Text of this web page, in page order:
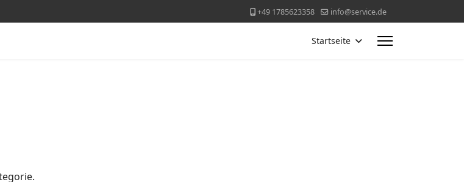
+49 1785623358 info@service.de
Startseite